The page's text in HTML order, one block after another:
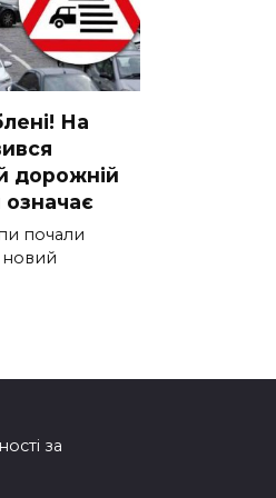
На
доpожній
почали
новий
за